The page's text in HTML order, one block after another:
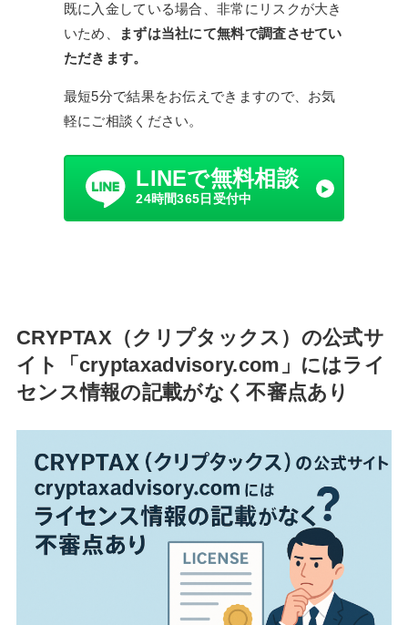
既に入金している場合、非常にリスクが大き
いため、
まずは当社にて無料で調査させてい
ただきます。
最短5分で結果をお伝えできますので、お気
軽にご相談ください。
LINEで無料相談
24時間365日受付中
CRYPTAX（クリプタックス）の公式サ
イト「cryptaxadvisory.com」にはライ
センス情報の記載がなく不審点あり